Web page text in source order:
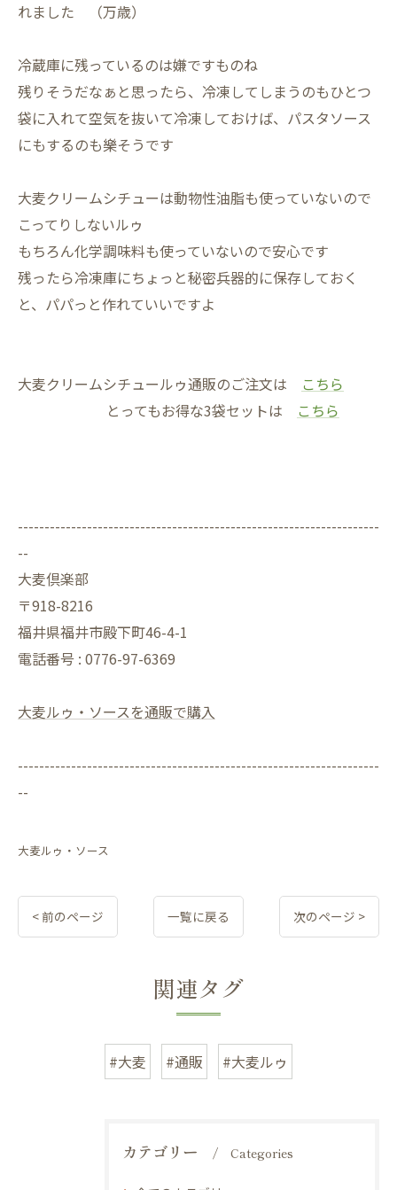
れました （万歳）
冷蔵庫に残っているのは嫌ですものね
残りそうだなぁと思ったら、冷凍してしまうのもひとつ
袋に入れて空気を抜いて冷凍しておけば、パスタソース
にもするのも樂そうです
大麦クリームシチューは動物性油脂も使っていないので
こってりしないルゥ
もちろん化学調味料も使っていないので安心です
残ったら冷凍庫にちょっと秘密兵器的に保存しておく
と、パパっと作れていいですよ
大麦クリームシチュールゥ通販のご注文は
こちら
とってもお得な3袋セットは
こちら
--------------------------------------------------------------------
--
大麦倶楽部
〒918-8216
福井県福井市殿下町46-4-1
電話番号 : 0776-97-6369
大麦ルゥ・ソースを通販で購入
--------------------------------------------------------------------
--
大麦ルゥ・ソース
< 前のページ 一覧に戻る 次のページ >
関連タグ
#大麦 #通販 #大麦ルゥ
カテゴリー Categories